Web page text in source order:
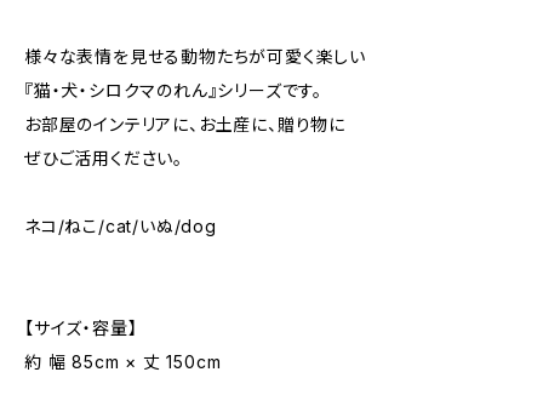
様々な表情を見せる動物たちが可愛く楽しい
『猫・犬・シロクマのれん』シリーズです。
お部屋のインテリアに、お土産に、贈り物に
ぜひご活用ください。
ネコ/ねこ/cat/いぬ/dog
【サイズ・容量】
約 幅 85cm × 丈 150cm